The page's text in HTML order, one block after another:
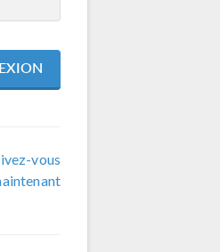
vous